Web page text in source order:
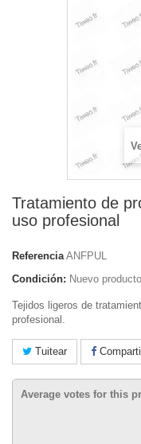
Tratamiento de
uso profesional
Referencia ANFPUL
Condición: Nuevo producto
Tejidos ligeros de
profesional.
Tuitear
Average votes for this